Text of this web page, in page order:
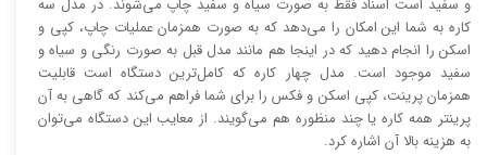
و سفید است اسناد فقط به صورت سیاه و سفید چاپ می‌شوند. در مدل سه
کاره به شما این امکان را می‌دهد که به صورت همزمان عملیات چاپ، کپی و
اسکن را انجام دهید که در اینجا هم مانند مدل قبل به صورت رنگی و سیاه و
سفید موجود است. مدل چهار کاره که کامل‌ترین دستگاه است قابلیت
همزمان پرینت، کپی اسکن و فکس را برای شما فراهم می‌کند که گاهی به آن
پرینتر همه کاره یا چند منظوره هم می‌گویند. از معایب این دستگاه می‌توان
به هزینه بالا آن اشاره کرد.